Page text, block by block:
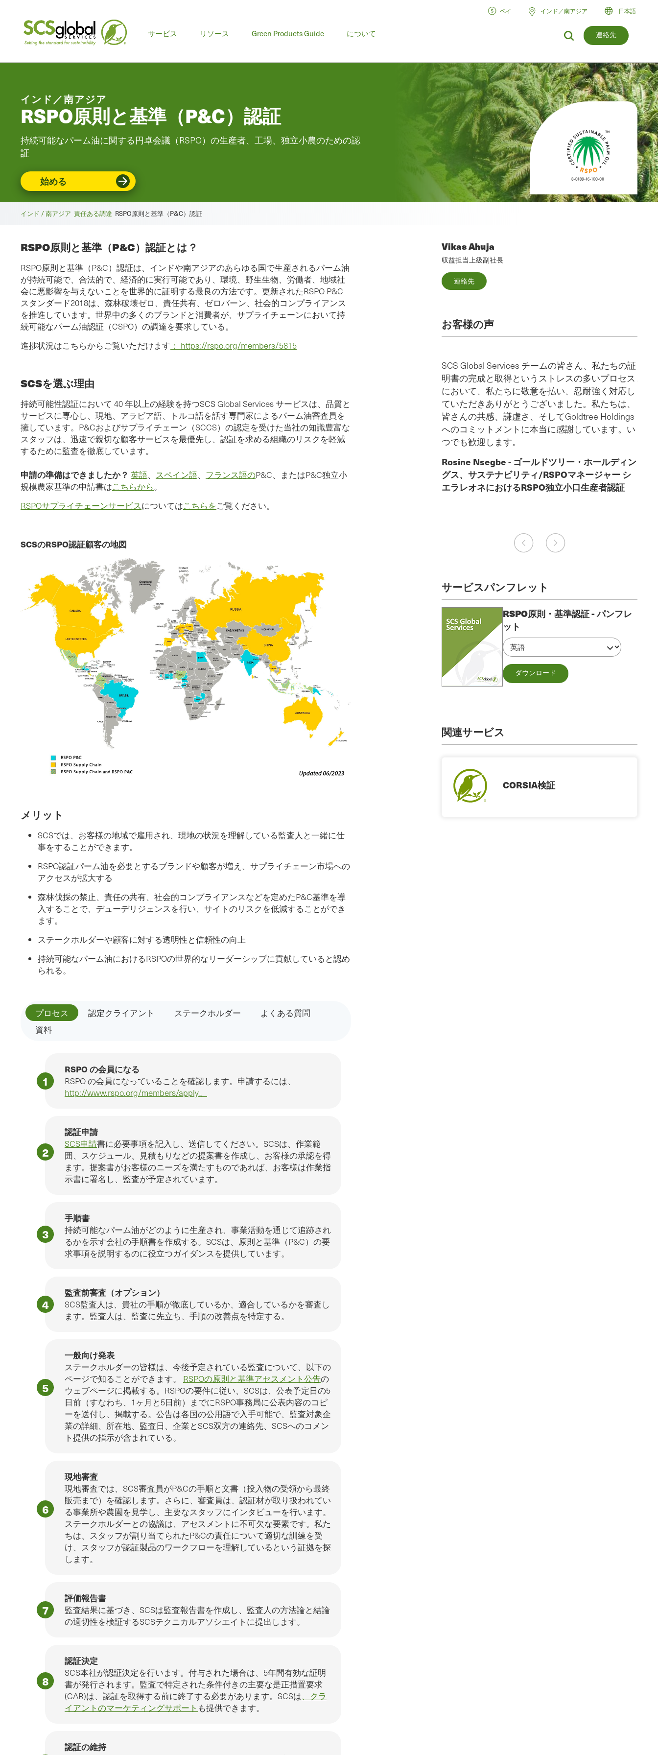
連絡先
サービス リソース Green Products Guide について
ペイ インド／南アジア 日本語
インド／南アジア
RSPO原則と基準（P&C）認証
持続可能なパーム油に関する円卓会議（RSPO）の生産者、工場、独立小農のための認
証
始める
インド / 南アジア 責任ある調達 RSPO原則と基準（P&C）認証
Vikas Ahuja
収益担当上級副社長
連絡先
RSPO原則と基準（P&C）認証とは？
RSPO原則と基準（P&C）認証は、インドや南アジアのあらゆる国で生産されるパーム油
が持続可能で、合法的で、経済的に実行可能であり、環境、野生生物、労働者、地域社
会に悪影響を与えないことを世界的に証明する最良の方法です。更新されたRSPO P&C
スタンダード2018は、森林破壊ゼロ、責任共有、ゼロバーン、社会的コンプライアンス
を推進しています。世界中の多くのブランドと消費者が、サプライチェーンにおいて持
続可能なパーム油認証（CSPO）の調達を要求している。
進捗状況はこちらからご覧いただけます ： https://rspo.org/members/5815
SCSを選ぶ理由
持続可能性認証において 40 年以上の経験を持つSCS Global Services サービスは、品質と
サービスに専心し、現地、アラビア語、トルコ語を話す専門家によるパーム油審査員を
擁しています。P&Cおよびサプライチェーン（SCCS）の認定を受けた当社の知識豊富な
スタッフは、迅速で親切な顧客サービスを最優先し、認証を求める組織のリスクを軽減
するために監査を徹底しています。
申請の準備はできましたか？ 英語、 スペイン語、 フランス語のP&C、またはP&C独立小
規模農家基準の申請書はこちらから。
RSPOサプライチェーンサービスについてはこちらをご覧ください。
SCSのRSPO認証顧客の地図
メリット
SCSでは、お客様の地域で雇用され、現地の状況を理解している監査人と一緒に仕
事をすることができます。
RSPO認証パーム油を必要とするブランドや顧客が増え、サプライチェーン市場への
アクセスが拡大する
森林伐採の禁止、責任の共有、社会的コンプライアンスなどを定めたP&C基準を導
入することで、デューデリジェンスを行い、サイトのリスクを低減することができ
ます。
ステークホルダーや顧客に対する透明性と信頼性の向上
持続可能なパーム油におけるRSPOの世界的なリーダーシップに貢献していると認め
られる。
プロセス 認定クライアント ステークホルダー
よくある質問
資料
RSPO の会員になる
RSPO の会員になっていることを確認します。申請するには、
http://www.rspo.org/members/apply。
認証申請
SCS申請書に必要事項を記入し、送信してください。SCSは、作業範
囲、スケジュール、見積もりなどの提案書を作成し、お客様の承認を得
ます。提案書がお客様のニーズを満たすものであれば、お客様は作業指
示書に署名し、監査が予定されています。
手順書
持続可能なパーム油がどのように生産され、事業活動を通じて追跡され
るかを示す会社の手順書を作成する。SCSは、原則と基準（P&C）の要
求事項を説明するのに役立つガイダンスを提供しています。
監査前審査（オプション）
SCS監査人は、貴社の手順が徹底しているか、適合しているかを審査し
ます。監査人は、監査に先立ち、手順の改善点を特定する。
一般向け発表
ステークホルダーの皆様は、今後予定されている監査について、以下の
ページで知ることができます。 RSPOの原則と基準アセスメント公告の
ウェブページに掲載する。RSPOの要件に従い、SCSは、公表予定日の5
日前（すなわち、1ヶ月と5日前）までにRSPO事務局に公表内容のコピ
ーを送付し、掲載する。公告は各国の公用語で入手可能で、監査対象企
業の詳細、所在地、監査日、企業とSCS双方の連絡先、SCSへのコメン
ト提供の指示が含まれている。
現地審査
現地審査では、SCS審査員がP&Cの手順と文書（投入物の受領から最終
販売まで）を確認します。さらに、審査員は、認証材が取り扱われてい
る事業所や農園を見学し、主要なスタッフにインタビューを行います。
ステークホルダーとの協議は、アセスメントに不可欠な要素です。私た
ちは、スタッフが割り当てられたP&Cの責任について適切な訓練を受
け、スタッフが認証製品のワークフローを理解しているという証拠を探
します。
評価報告書
監査結果に基づき、SCSは監査報告書を作成し、監査人の方法論と結論
の適切性を検証するSCSテクニカルアソシエイトに提出します。
認証決定
SCS本社が認証決定を行います。付与された場合は、5年間有効な証明
書が発行されます。監査で特定された条件付きの主要な是正措置要求
(CAR)は、認証を取得する前に終了する必要があります。 SCSは、クラ
イアントのマーケティングサポート も提供できます。
認証の維持
お客様の声
謝します。このアプローチは、私たちのサプライ
チェーンシステムに対する見解を広げるために大
いに役立ち、私たちのシステムを改善するのに役
立ちました。
グス、サステナビリティ/RSPOマネージャー シ
SCS Global Services チームの皆さん、私たちの証
明書の完成と取得というストレスの多いプロセス
において、私たちに敬意を払い、忍耐強く対応し
ていただきありがとうございました。私たちは、
皆さんの共感、謙虚さ、そしてGoldtree Holdings
へのコミットメントに本当に感謝しています。い
つでも歓迎します。
Rosine Nsegbe - ゴールドツリー・ホールディン
グス、サステナビリティ/RSPOマネージャー シ
エラレオネにおけるRSPO独立小口生産者認証
サービスパンフレット
RSPO原則・基準認証 - パンフレ
ット
ダウンロード
関連サービス
CORSIA検証